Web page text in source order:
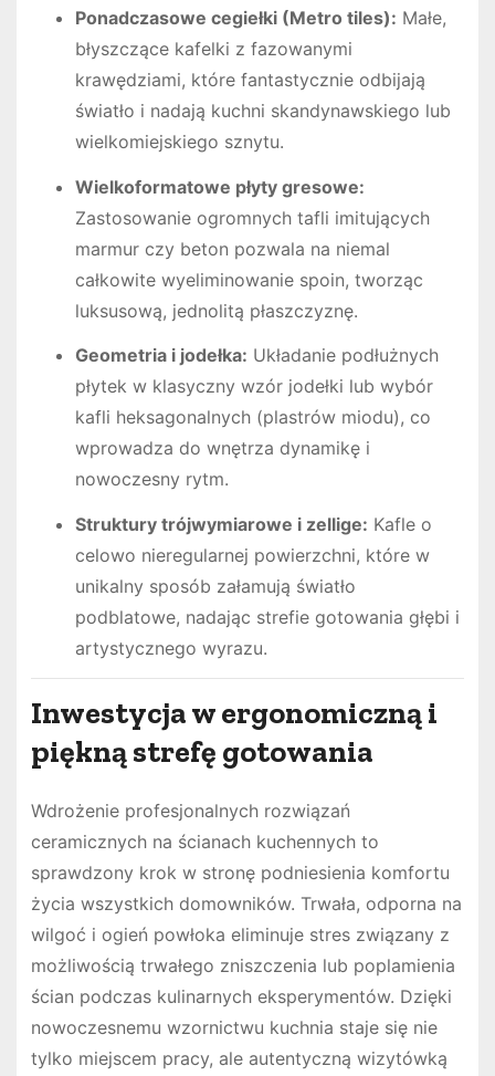
Ponadczasowe cegiełki (Metro tiles): Małe,
błyszczące kafelki z fazowanymi
krawędziami, które fantastycznie odbijają
światło i nadają kuchni skandynawskiego lub
wielkomiejskiego sznytu.
Wielkoformatowe płyty gresowe:
Zastosowanie ogromnych tafli imitujących
marmur czy beton pozwala na niemal
całkowite wyeliminowanie spoin, tworząc
luksusową, jednolitą płaszczyznę.
Geometria i jodełka: Układanie podłużnych
płytek w klasyczny wzór jodełki lub wybór
kafli heksagonalnych (plastrów miodu), co
wprowadza do wnętrza dynamikę i
nowoczesny rytm.
Struktury trójwymiarowe i zellige: Kafle o
celowo nieregularnej powierzchni, które w
unikalny sposób załamują światło
podblatowe, nadając strefie gotowania głębi i
artystycznego wyrazu.
Inwestycja w ergonomiczną i
piękną strefę gotowania
Wdrożenie profesjonalnych rozwiązań
ceramicznych na ścianach kuchennych to
sprawdzony krok w stronę podniesienia komfortu
życia wszystkich domowników. Trwała, odporna na
wilgoć i ogień powłoka eliminuje stres związany z
możliwością trwałego zniszczenia lub poplamienia
ścian podczas kulinarnych eksperymentów. Dzięki
nowoczesnemu wzornictwu kuchnia staje się nie
tylko miejscem pracy, ale autentyczną wizytówką